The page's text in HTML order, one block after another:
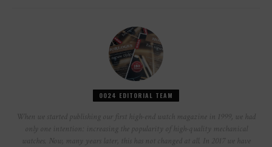
0024 EDITORIAL TEAM
When we started publishing our first high-end watch magazine in 1999, we had
only one intention: increasing the popularity of high-quality mechanical
watches. Now, many years later, this has not changed at all. In 2017 we have